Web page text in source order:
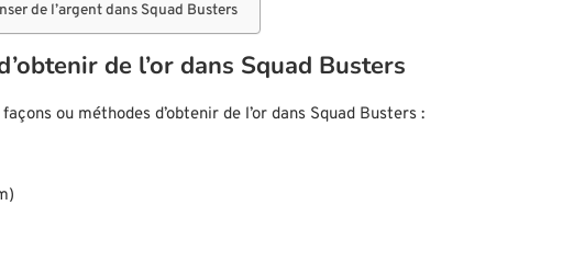
de l’argent dans Squad Busters
de l’or dans Squad Busters
ou méthodes d’obtenir de l’or dans Squad Busters :